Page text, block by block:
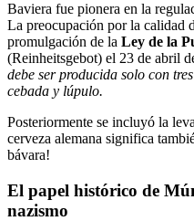
Baviera fue pionera en la
La preocupación por la calidad
promulgación de la Ley de la
(Reinheitsgebot) el 23 de abril
debe ser producida solo con
cebada y lúpulo.
Posteriormente se incluyó la
cerveza alemana significa
bávara!
El papel histórico de
nazismo